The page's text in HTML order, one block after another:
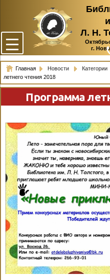
Л. Н.
г.
Главная Новости Категории
летнего чтения 2018
Программа